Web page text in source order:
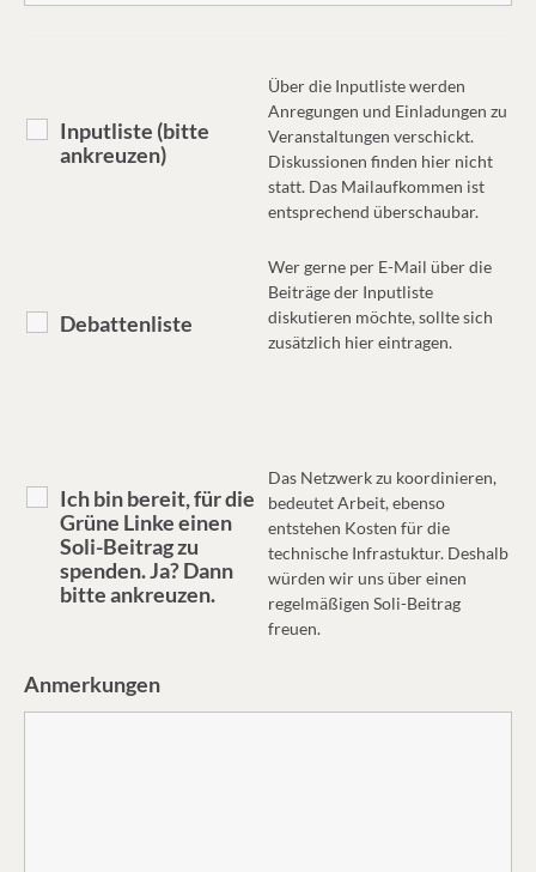
Inputliste (bitte
ankreuzen)
Über die Inputliste werden
Anregungen und Einladungen zu
Veranstaltungen verschickt.
Diskussionen finden hier nicht
statt. Das Mailaufkommen ist
entsprechend überschaubar.
Debattenliste
Wer gerne per E-Mail über die
Beiträge der Inputliste
diskutieren möchte, sollte sich
zusätzlich hier eintragen.
Ich bin bereit, für die
Grüne Linke einen
Soli-Beitrag zu
spenden. Ja? Dann
bitte ankreuzen.
Das Netzwerk zu koordinieren,
bedeutet Arbeit, ebenso
entstehen Kosten für die
technische Infrastuktur. Deshalb
würden wir uns über einen
regelmäßigen Soli-Beitrag
freuen.
Anmerkungen